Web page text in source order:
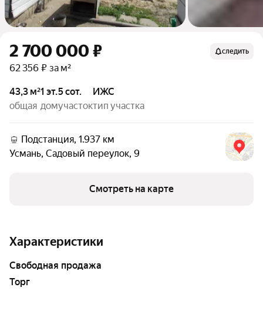
2 700 000 ₽ следить
62 356 ₽ за м²
43,3 м²
общая
1 эт.
дом
5 сот.
участок
ИЖС
тип участка
Подстанция, 1.937 км
Усмань, Садовый переулок, 9
Смотреть на карте
Характеристики
свободная продажа
Торг